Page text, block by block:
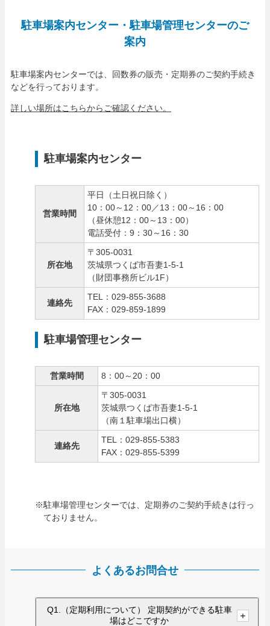
駐車場案内センター・駐車場管理センターのご
案内
駐車場案内センターでは、回数券の販売・定期券のご契約手続き
などを行っております。
詳しい場所はこちらからご確認ください。
駐車場案内センター
営業時間
平日（土日祝日除く）
10：00～12：00／13：00～16：00
（昼休憩12：00～13：00）
電話受付：9：30～16：30
所在地
〒305-0031
茨城県つくば市吾妻1-5-1
（財団事務所ビル1F）
連絡先
TEL：029-855-3688
FAX：029-859-1899
駐車場管理センター
営業時間 8：00～20：00
所在地
〒305-0031
茨城県つくば市吾妻1-5-1
（南１駐車場出口横）
連絡先
TEL：029-855-5383
FAX：029-855-5399
※駐車場管理センターでは、定期券のご契約手続きは行っ
ておりません。
よくあるお問合せ
Q1.（定期利用について） 定期契約ができる駐車
場はどこですか